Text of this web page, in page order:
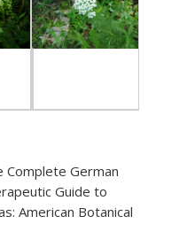
Complete German
Guide to
American Botanical